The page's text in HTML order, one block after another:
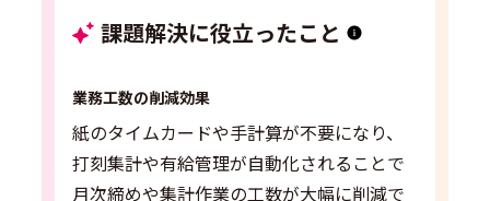
課題解決に役立ったこと
業務工数の削減効果
紙のタイムカードや手計算が不要になり、
打刻集計や有給管理が自動化されることで
月次締めや集計作業の工数が大幅に削減で